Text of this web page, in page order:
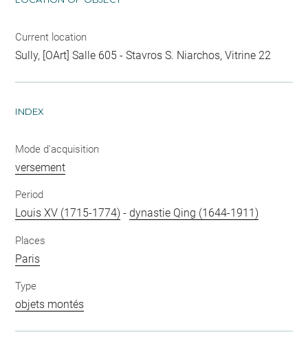
Current location
Sully, [OArt] Salle 605 - Stavros S. Niarchos, Vitrine 22
INDEX
Mode d'acquisition
versement
Period
Louis XV (1715-1774) -dynastie Qing (1644-1911)
Places
Paris
Type
objets montés